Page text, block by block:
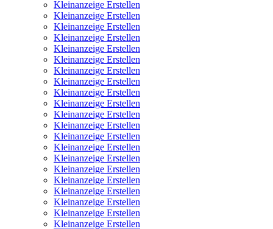
Kleinanzeige Erstellen
Kleinanzeige Erstellen
Kleinanzeige Erstellen
Kleinanzeige Erstellen
Kleinanzeige Erstellen
Kleinanzeige Erstellen
Kleinanzeige Erstellen
Kleinanzeige Erstellen
Kleinanzeige Erstellen
Kleinanzeige Erstellen
Kleinanzeige Erstellen
Kleinanzeige Erstellen
Kleinanzeige Erstellen
Kleinanzeige Erstellen
Kleinanzeige Erstellen
Kleinanzeige Erstellen
Kleinanzeige Erstellen
Kleinanzeige Erstellen
Kleinanzeige Erstellen
Kleinanzeige Erstellen
Kleinanzeige Erstellen